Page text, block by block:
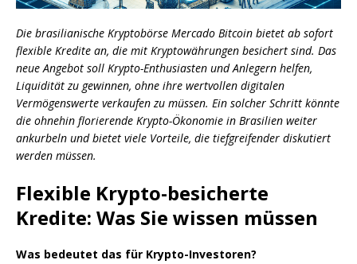
Die brasilianische Kryptobörse Mercado Bitcoin bietet ab sofort
flexible Kredite an, die mit Kryptowährungen besichert sind. Das
neue Angebot soll Krypto-Enthusiasten und Anlegern helfen,
Liquidität zu gewinnen, ohne ihre wertvollen digitalen
Vermögenswerte verkaufen zu müssen. Ein solcher Schritt könnte
die ohnehin florierende Krypto-Ökonomie in Brasilien weiter
ankurbeln und bietet viele Vorteile, die tiefgreifender diskutiert
werden müssen.
Flexible Krypto-besicherte
Kredite: Was Sie wissen müssen
Was bedeutet das für Krypto-Investoren?